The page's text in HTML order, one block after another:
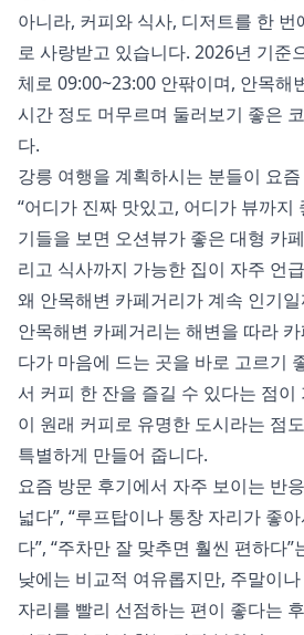
아니라, 커피와 식사, 디저트를 한 번
로 사랑받고 있습니다. 2026년 기준
체로 09:00~23:00 안팎이며, 안목해
시간 정도 머무르며 둘러보기 좋은
다.
강릉 여행을 계획하시는 분들이 요
“어디가 진짜 맛있고, 어디가 뷰까지
기들을 보면 오션뷰가 좋은 대형 카
리고 식사까지 가능한 집이 자주 언
왜 안목해변 카페거리가 계속 인기
안목해변 카페거리는 해변을 따라
다가 마음에 드는 곳을 바로 고르기
서 커피 한 잔을 즐길 수 있다는 점이
이 원래 커피로 유명한 도시라는 점
특별하게 만들어 줍니다.
요즘 방문 후기에서 자주 보이는 반
넓다”, “루프탑이나 통창 자리가 좋
다”, “주차만 잘 맞추면 훨씬 편하다
낮에는 비교적 여유롭지만, 주말이
자리를 빨리 선점하는 편이 좋다는